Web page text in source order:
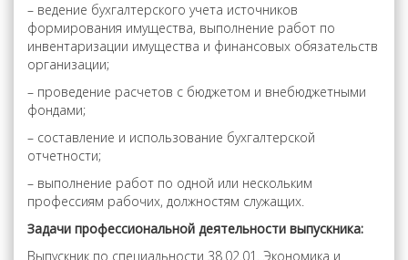
– ведение бухгалтерского учета источников
формирования имущества, выполнение работ по
инвентаризации имущества и финансовых обязательств
организации;
– проведение расчетов с бюджетом и внебюджетными
фондами;
– составление и использование бухгалтерской
отчетности;
– выполнение работ по одной или нескольким
профессиям рабочих, должностям служащих.
Задачи профессиональной деятельности выпускника:
Выпускник по специальности 38.02.01. Экономика и